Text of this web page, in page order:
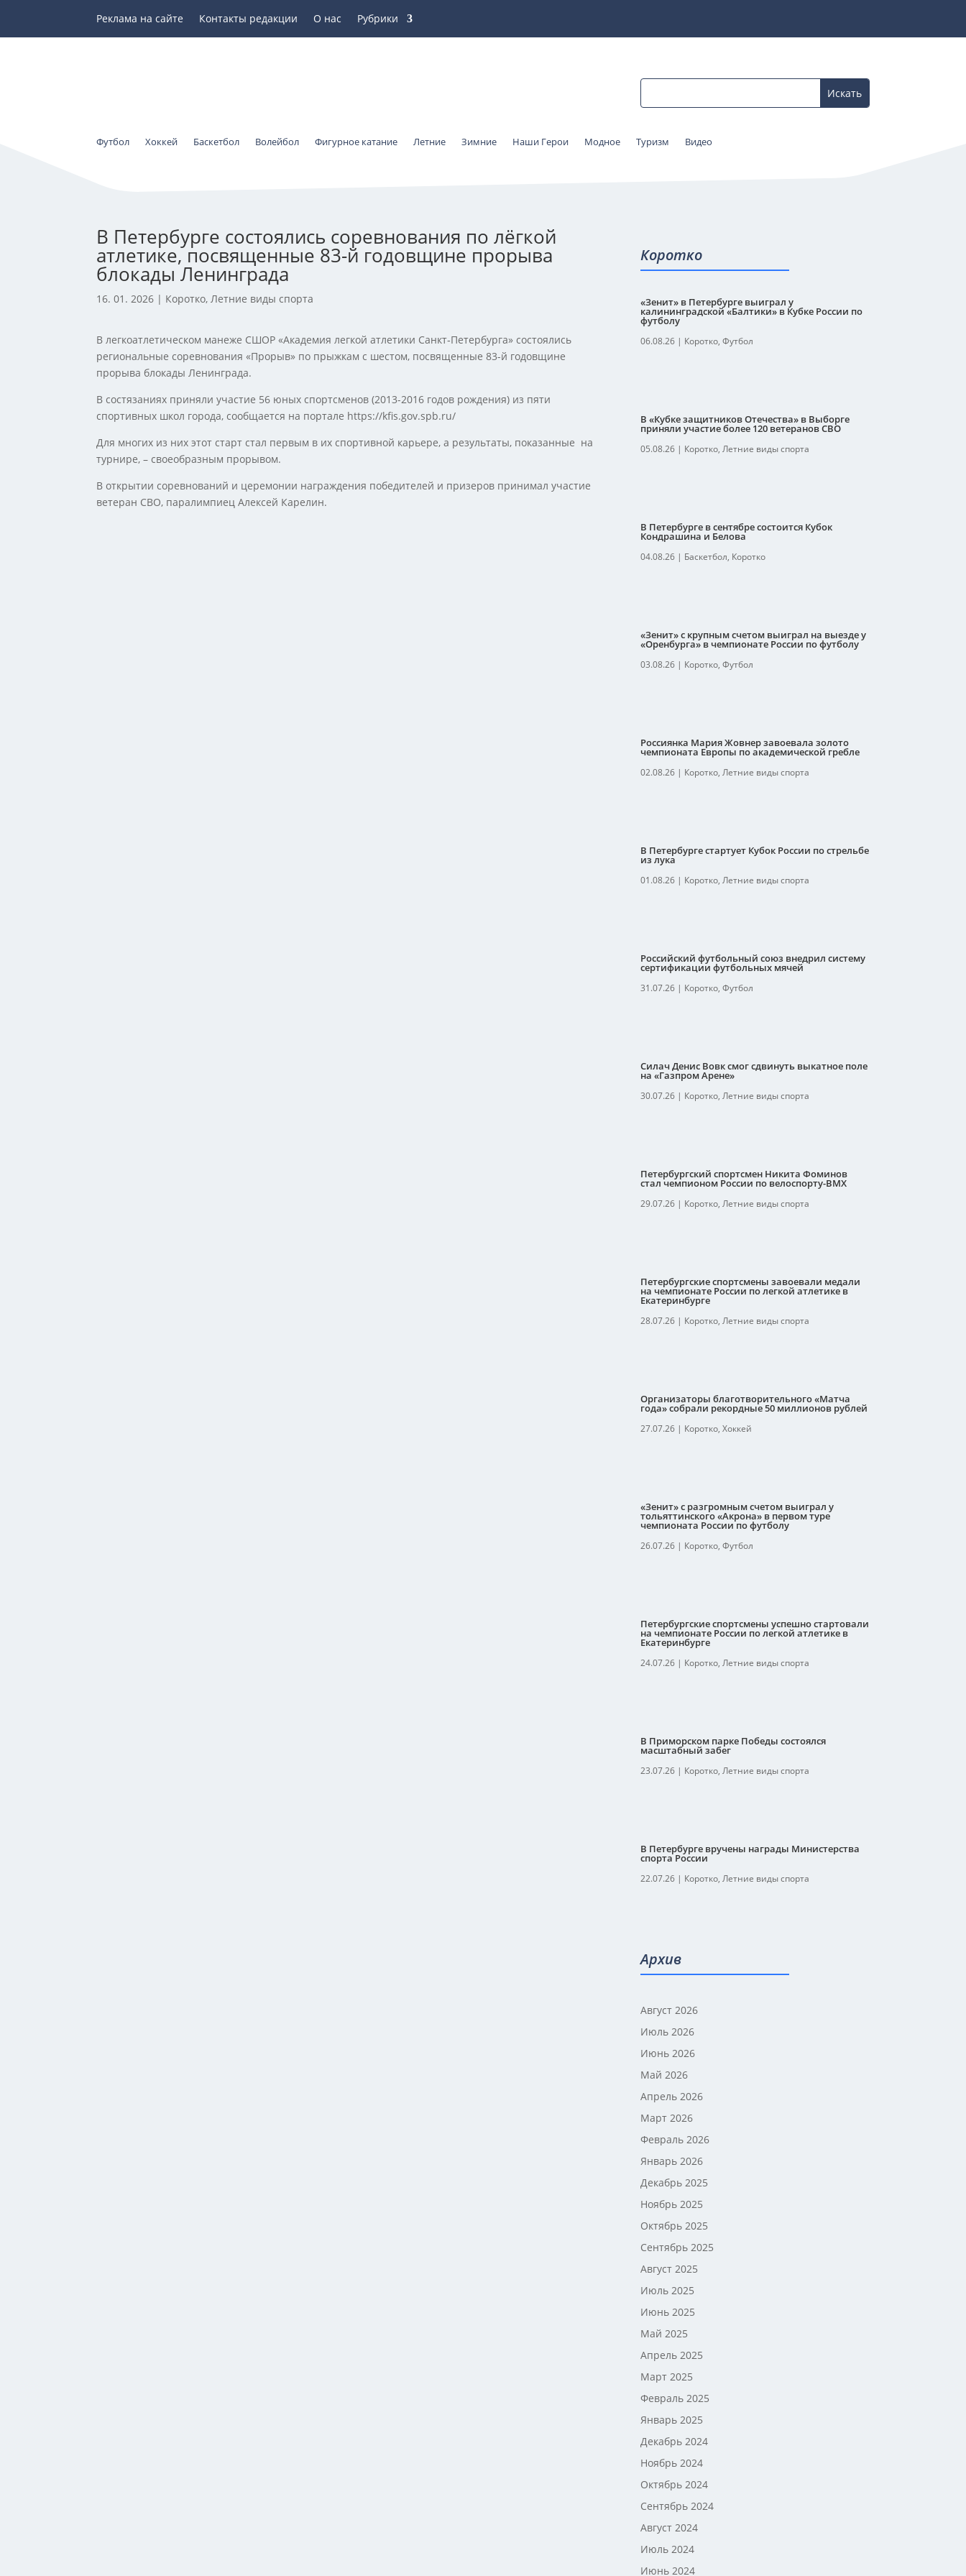
Реклама на сайте Контакты редакции О нас Рубрики
Футбол Хоккей Баскетбол Волейбол Фигурное катание Летние Зимние Наши Герои Модное Туризм Видео
В Петербурге состоялись соревнования по лёгкой
атлетике, посвященные 83-й годовщине прорыва
блокады Ленинграда
16. 01. 2026 | Коротко,Летние виды спорта
В легкоатлетическом манеже СШОР «Академия легкой атлетики Санкт‑Петербурга» состоялись
региональные соревнования «Прорыв» по прыжкам с шестом, посвященные 83-й годовщине
прорыва блокады Ленинграда.
В состязаниях приняли участие 56 юных спортсменов (2013-2016 годов рождения) из пяти
спортивных школ города, сообщается на портале https://kfis.gov.spb.ru/
Для многих из них этот старт стал первым в их спортивной карьере, а результаты, показанные на
турнире, – своеобразным прорывом.
В открытии соревнований и церемонии награждения победителей и призеров принимал участие
ветеран СВО, паралимпиец Алексей Карелин.
Коротко
«Зенит» в Петербурге выиграл у
калининградской «Балтики» в Кубке России по
футболу
06.08.26| Коротко, Футбол
В «Кубке защитников Отечества» в Выборге
приняли участие более 120 ветеранов СВО
05.08.26| Коротко, Летние виды спорта
В Петербурге в сентябре состоится Кубок
Кондрашина и Белова
04.08.26| Баскетбол, Коротко
«Зенит» с крупным счетом выиграл на выезде у
«Оренбурга» в чемпионате России по футболу
03.08.26| Коротко, Футбол
Россиянка Мария Жовнер завоевала золото
чемпионата Европы по академической гребле
02.08.26| Коротко, Летние виды спорта
В Петербурге стартует Кубок России по стрельбе
из лука
01.08.26| Коротко, Летние виды спорта
Российский футбольный союз внедрил систему
сертификации футбольных мячей
31.07.26| Коротко, Футбол
Силач Денис Вовк смог сдвинуть выкатное поле
на «Газпром Арене»
30.07.26| Коротко, Летние виды спорта
Петербургский спортсмен Никита Фоминов
стал чемпионом России по велоспорту-ВМХ
29.07.26| Коротко, Летние виды спорта
Петербургские спортсмены завоевали медали
на чемпионате России по легкой атлетике в
Екатеринбурге
28.07.26| Коротко, Летние виды спорта
Организаторы благотворительного «Матча
года» собрали рекордные 50 миллионов рублей
27.07.26| Коротко, Хоккей
«Зенит» с разгромным счетом выиграл у
тольяттинского «Акрона» в первом туре
чемпионата России по футболу
26.07.26| Коротко, Футбол
Петербургские спортсмены успешно стартовали
на чемпионате России по легкой атлетике в
Екатеринбурге
24.07.26| Коротко, Летние виды спорта
В Приморском парке Победы состоялся
масштабный забег
23.07.26| Коротко, Летние виды спорта
В Петербурге вручены награды Министерства
спорта России
22.07.26| Коротко, Летние виды спорта
Архив
Август 2026
Июль 2026
Июнь 2026
Май 2026
Апрель 2026
Март 2026
Февраль 2026
Январь 2026
Декабрь 2025
Ноябрь 2025
Октябрь 2025
Сентябрь 2025
Август 2025
Июль 2025
Июнь 2025
Май 2025
Апрель 2025
Март 2025
Февраль 2025
Январь 2025
Декабрь 2024
Ноябрь 2024
Октябрь 2024
Сентябрь 2024
Август 2024
Июль 2024
Июнь 2024